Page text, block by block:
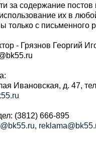
за содержание
их в
с письменного
- Грязнов Георгий
Ивановская, д. 47,
(3812) 666-895
,